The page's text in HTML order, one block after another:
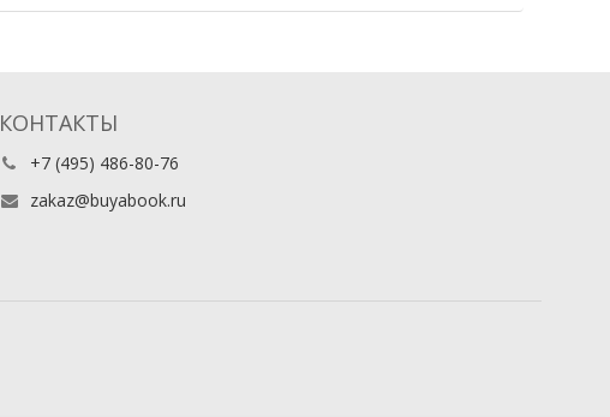
КОНТАКТЫ
+7 (495) 486-80-76
zakaz@buyabook.ru